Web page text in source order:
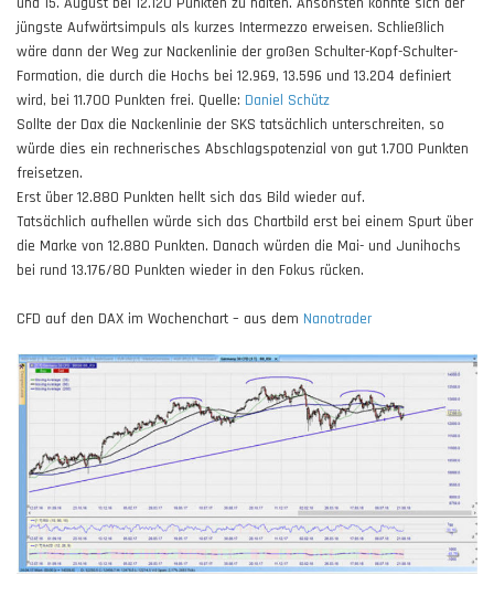
jüngste Aufwärtsimpuls als kurzes Intermezzo erweisen. Schließlich
wäre dann der Weg zur Nackenlinie der großen Schulter-Kopf-Schulter-
Formation, die durch die Hochs bei 12.969, 13.596 und 13.204 definiert
wird, bei 11.700 Punkten frei. Quelle: Daniel Schütz
Sollte der Dax die Nackenlinie der SKS tatsächlich unterschreiten, so
würde dies ein rechnerisches Abschlagspotenzial von gut 1.700 Punkten
freisetzen.
Erst über 12.880 Punkten hellt sich das Bild wieder auf.
Tatsächlich aufhellen würde sich das Chartbild erst bei einem Spurt über
die Marke von 12.880 Punkten. Danach würden die Mai- und Junihochs
bei rund 13.176/80 Punkten wieder in den Fokus rücken.
CFD auf den DAX im Wochenchart – aus dem Nanotrader